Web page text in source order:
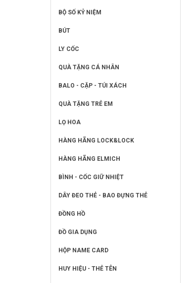
BỘ SỐ KỶ NIỆM
BÚT
LY CỐC
QUÀ TẶNG CÁ NHÂN
BALO - CẶP - TÚI XÁCH
QUÀ TẶNG TRẺ EM
LỌ HOA
HÀNG HÃNG LOCK&LOCK
HÀNG HÃNG ELMICH
BÌNH - CỐC GIỮ NHIỆT
DÂY ĐEO THẺ - BAO ĐỰNG THẺ
ĐỒNG HỒ
ĐỒ GIA DỤNG
HỘP NAME CARD
HUY HIỆU - THẺ TÊN